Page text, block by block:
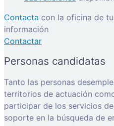
Contacta con la oficina de
información
Contactar
Personas candidatas
Tanto las personas
territorios de actuación
participar de los servicios
soporte en la búsqueda de